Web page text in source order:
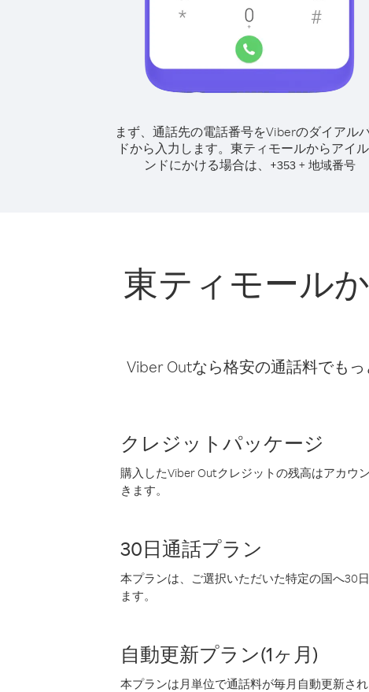
まず、通話先の電話番号をViberのダイアル
ドから入力します。 東ティモールからアイ
ンドにかける場合は、
+353+ 地域番号
東ティモール
Viber Outなら格安の通話料でも
クレジットパッケージ
購入したViber Outクレジットの残高はアカウ
きます。
30日通話プラン
本プランは、ご選択いただいた特定の国へ30
ます。
自動更新プラン(1ヶ月)
本プランは月単位で通話料が毎月自動更新さ